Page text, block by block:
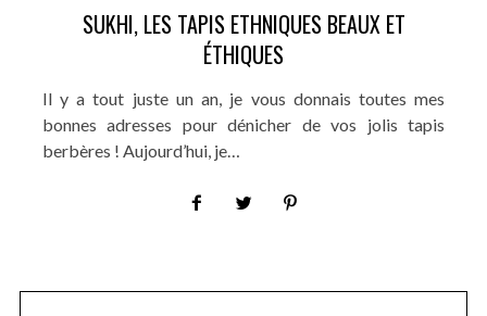
SUKHI, LES TAPIS ETHNIQUES BEAUX ET
ÉTHIQUES
Il y a tout juste un an, je vous donnais toutes mes
bonnes adresses pour dénicher de vos jolis tapis
berbères ! Aujourd’hui, je…